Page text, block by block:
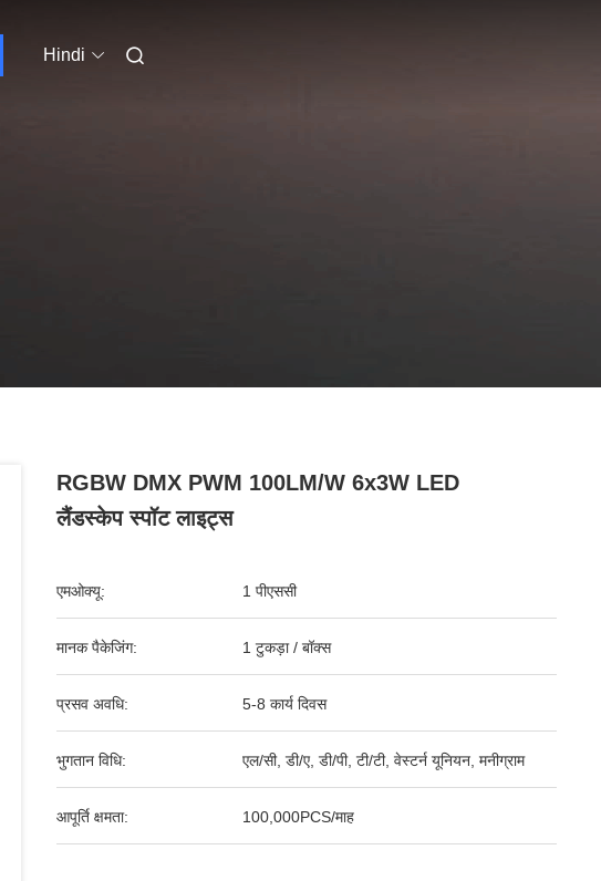
Hindi
RGBW DMX PWM 100LM/W 6x3W LED
लैंडस्केप स्पॉट लाइट्स
एमओक्यू: 1 पीएससी
मानक पैकेजिंग: 1 टुकड़ा / बॉक्स
प्रसव अवधि: 5-8 कार्य दिवस
भुगतान विधि: एल/सी, डी/ए, डी/पी, टी/टी, वेस्टर्न यूनियन, मनीग्राम
आपूर्ति क्षमता: 100,000PCS/माह